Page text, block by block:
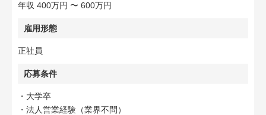
年収 400万円 〜 600万円
雇用形態
正社員
応募条件
・大学卒
・法人営業経験（業界不問）